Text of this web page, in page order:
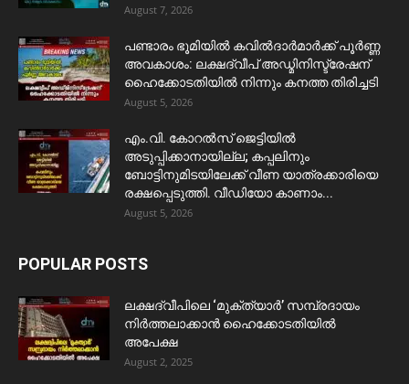
August 7, 2026
പണ്ടാരം ഭൂമിയിൽ കവിൽദാർമാർക്ക് പൂർണ്ണ
അവകാശം: ലക്ഷദ്വീപ് അഡ്മിനിസ്ട്രേഷന്
ഹൈക്കോടതിയിൽ നിന്നും കനത്ത തിരിച്ചടി
August 5, 2026
​എം.വി. കോറൽസ് ജെട്ടിയിൽ
അടുപ്പിക്കാനായില്ല; കപ്പലിനും
ബോട്ടിനുമിടയിലേക്ക് വീണ യാത്രക്കാരിയെ
രക്ഷപ്പെടുത്തി. വീഡിയോ കാണാം...
August 5, 2026
POPULAR POSTS
ലക്ഷദ്വീപിലെ ‘മുക്ത്യാർ’ സമ്പ്രദായം
നിർത്തലാക്കാൻ ഹൈക്കോടതിയിൽ
അപേക്ഷ
August 2, 2025